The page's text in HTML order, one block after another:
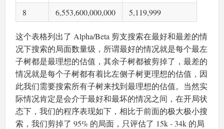
8
6,553,600,000,000 5,119,999
这个表格列出了 Alpha/Beta 剪支搜索在最好和最差的情
况下搜索的局面数量级，所谓最好的情况就是每个最左
子树都是最理想的估值，其余子树都被剪掉了，最差的
情况就是每个子树都有着比左侧子树更理想的估值，因
此我们需要搜索所有子树来找到最理想的估值。当然实
际情况肯定是会介于最好和最坏的情况之间，在开局状
态下，我们的程序表现如下，相比于前面的极大极小搜
索，我们剪掉了 95% 的局面，只评估了 15k - 34k 的局